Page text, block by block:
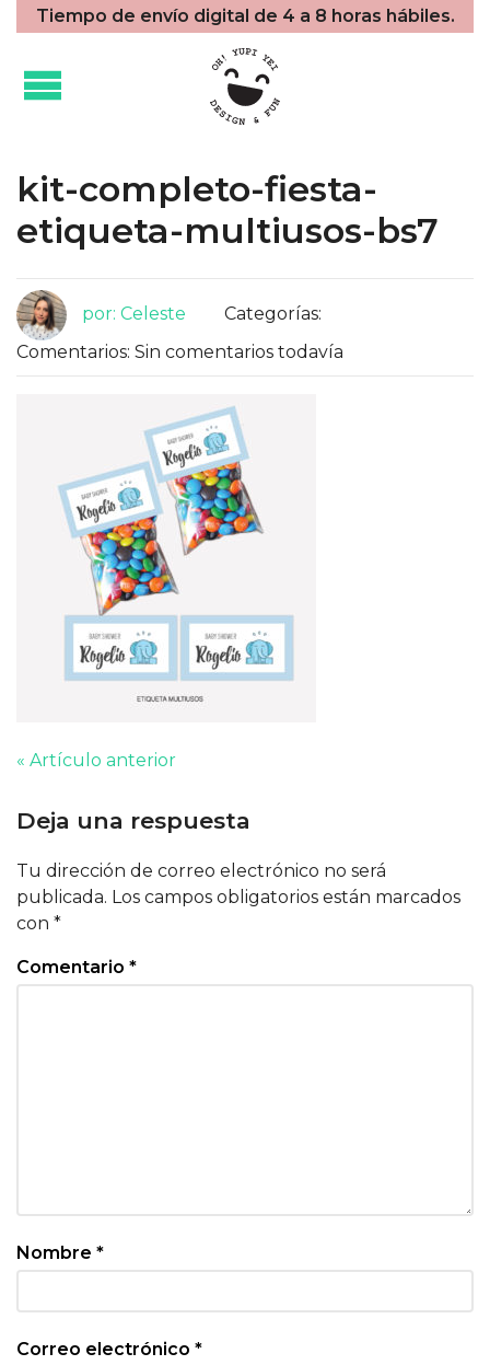
Tiempo de envío digital de 4 a 8 horas hábiles.
kit-completo-fiesta-
etiqueta-multiusos-bs7
por: Celeste
Categorías:
Comentarios: Sin comentarios todavía
« Artículo anterior
Deja una respuesta
Tu dirección de correo electrónico no será
publicada. Los campos obligatorios están marcados
con *
Comentario *
Nombre *
Correo electrónico *